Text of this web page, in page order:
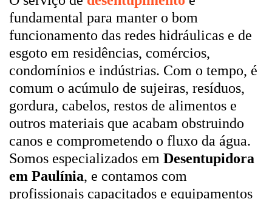
fundamental para manter o bom
funcionamento das redes hidráulicas e de
esgoto em residências, comércios,
condomínios e indústrias. Com o tempo, é
comum o acúmulo de sujeiras, resíduos,
gordura, cabelos, restos de alimentos e
outros materiais que acabam obstruindo
canos e comprometendo o fluxo da água.
Somos especializados em Desentupidora
em Paulínia, e contamos com
profissionais capacitados e equipamentos